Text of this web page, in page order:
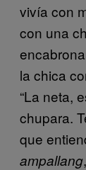
vivía con
con una
la chica
“La neta,
chupara.
que
ampallang